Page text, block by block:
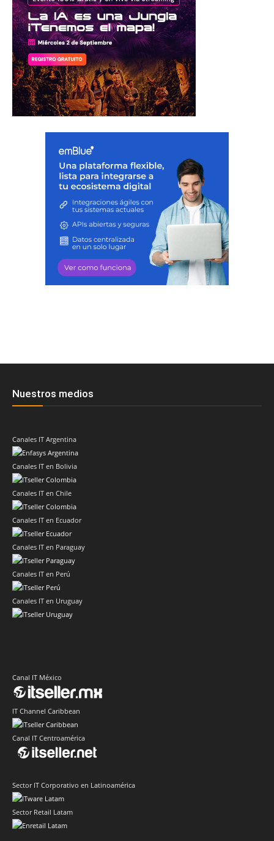
Nuestros medios
Canales IT Argentina
Canales IT en Bolivia
Canales IT en Chile
Canales IT en Ecuador
Canales IT en Paraguay
Canales IT en Perú
Canales IT en Uruguay
Canal IT México
IT Channel Caribbean
Canal IT Centroamérica
Sector IT Corporativo en Latinoamérica
Sector Retail Latam